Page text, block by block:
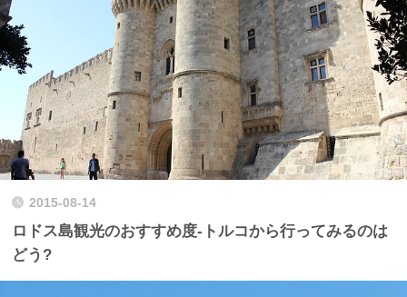
2015-08-14
ロドス島観光のおすすめ度-トルコから行ってみるのは
どう?